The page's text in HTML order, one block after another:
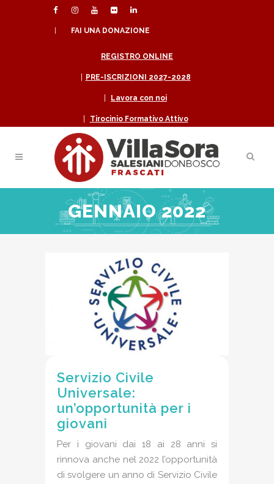
FAI UNA DONAZIONE
REGISTRO ONLINE
PRE-ISCRIZIONI 2027-2028
Lavora con noi
Tirocinio Formativo Attivo
GENNAIO 2022
Servizio Civile
Universale:
un’opportunità per i
giovani
Per i giovani dai 18 ai 28 anni si
rinnova anche nel 2022 l’opportunità
di svolgere un anno di Servizio Civile